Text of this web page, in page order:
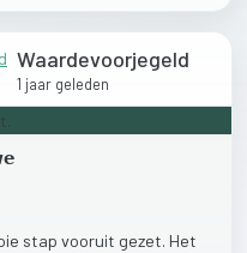
Waardevoorjegeld
1 jaar geleden
stap vooruit gezet. Het